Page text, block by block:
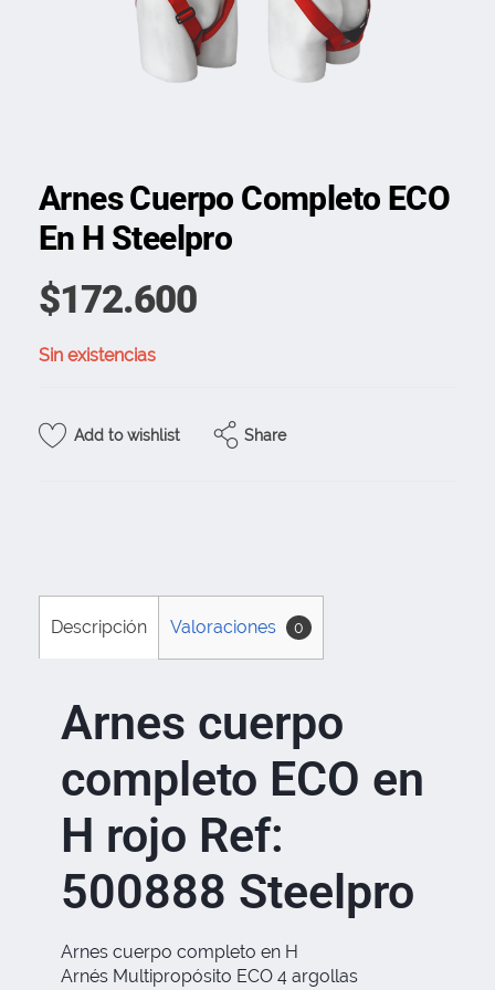
Arnes Cuerpo Completo ECO
En H Steelpro
$172.600
Sin existencias
Add to wishlist Share
Descripción Valoraciones 0
Arnes cuerpo
completo ECO en
H rojo Ref:
500888 Steelpro
Arnes cuerpo completo en H
Arnés Multipropósito ECO 4 argollas